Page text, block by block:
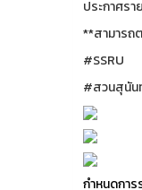
ประกาศร
**สามารถ
#SSRU
#สวนสุนัน
กำหนดการ